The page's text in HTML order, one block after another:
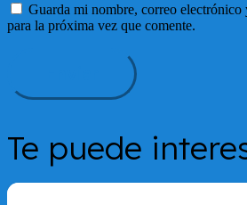
Guarda mi nombre, correo electrónico
para la próxima vez que comente.
Te puede